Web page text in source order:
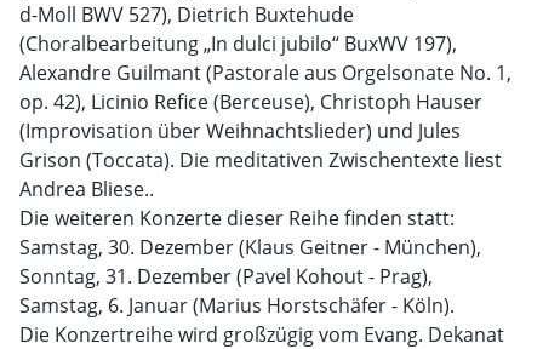
d-Moll BWV 527), Dietrich Buxtehude
(Choralbearbeitung „In dulci jubilo“ BuxWV 197),
Alexandre Guilmant (Pastorale aus Orgelsonate No. 1,
op. 42), Licinio Refice (Berceuse), Christoph Hauser
(Improvisation über Weihnachtslieder) und Jules
Grison (Toccata). Die meditativen Zwischentexte liest
Andrea Bliese..
Die weiteren Konzerte dieser Reihe finden statt:
Samstag, 30. Dezember (Klaus Geitner - München),
Sonntag, 31. Dezember (Pavel Kohout - Prag),
Samstag, 6. Januar (Marius Horstschäfer - Köln).
Die Konzertreihe wird großzügig vom Evang. Dekanat